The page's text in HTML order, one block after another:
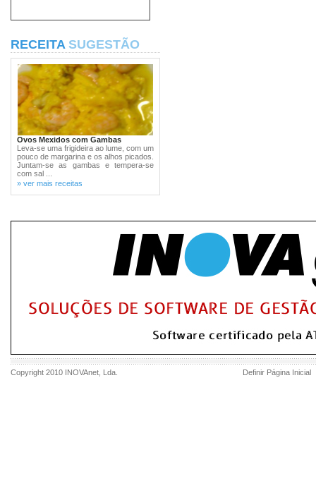
RECEITA SUGESTÃO
Ovos Mexidos com Gambas
Leva-se uma frigideira ao lume, com um
pouco de margarina e os alhos picados.
Juntam-se as gambas e tempera-se
com sal ...
» ver mais receitas
Copyright 2010 INOVAnet , Lda. Definir Página Inicial